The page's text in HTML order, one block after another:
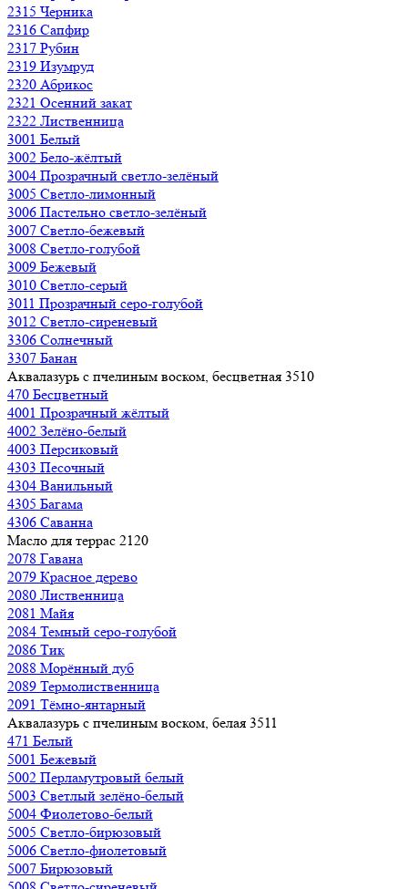
2315 Черника
2316 Сапфир
2317 Рубин
2319 Изумруд
2320 Абрикос
2321 Осенний закат
2322 Лиственница
3001 Белый
3002 Бело-жёлтый
3004 Прозрачный светло-зелёный
3005 Светло-лимонный
3006 Пастельно светло-зелёный
3007 Светло-бежевый
3008 Светло-голубой
3009 Бежевый
3010 Светло-серый
3011 Прозрачный серо-голубой
3012 Светло-сиреневый
3306 Солнечный
3307 Банан
Аквалазурь с пчелиным воском, бесцветная 3510
470 Бесцветный
4001 Прозрачный жёлтый
4002 Зелёно-белый
4003 Персиковый
4303 Песочный
4304 Ванильный
4305 Багама
4306 Саванна
Масло для террас 2120
2078 Гавана
2079 Красное дерево
2080 Лиственница
2081 Майя
2084 Темный серо-голубой
2086 Тик
2088 Морённый дуб
2089 Термолиственница
2091 Тёмно-янтарный
Аквалазурь с пчелиным воском, белая 3511
471 Белый
5001 Бежевый
5002 Перламутровый белый
5003 Светлый зелёно-белый
5004 Фиолетово-белый
5005 Светло-бирюзовый
5006 Светло-фиолетовый
5007 Бирюзовый